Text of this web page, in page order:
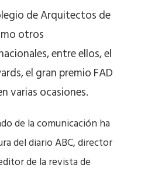
de Arquitectos de
otros
entre ellos, el
el gran premio FAD
varias ocasiones.
de la comunicación ha
del diario ABC, director
de la revista de